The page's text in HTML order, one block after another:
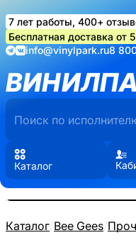
7 лет работы, 400+
Бесплатная доставка от
info@vinylpark.ru8
Каталог
Каталог/Bee Gees/
Реальные фото пластинки.
Нажмите, чтобы